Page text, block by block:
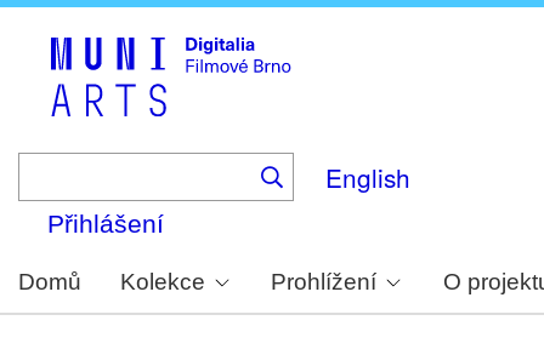
English
Přihlášení
Domů Kolekce Prohlížení O